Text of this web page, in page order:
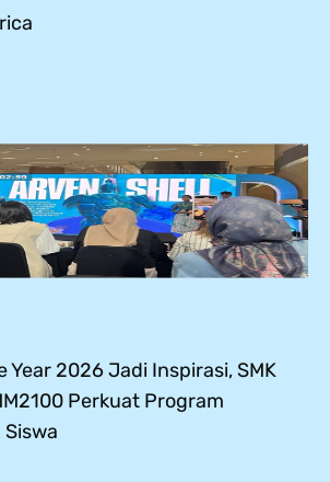
Year 2026 Jadi Inspirasi, SMK
Perkuat Program